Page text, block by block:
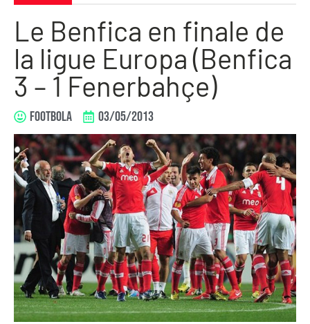
Le Benfica en finale de
la ligue Europa (Benfica
3 – 1 Fenerbahçe)
FOOTBOLA 03/05/2013